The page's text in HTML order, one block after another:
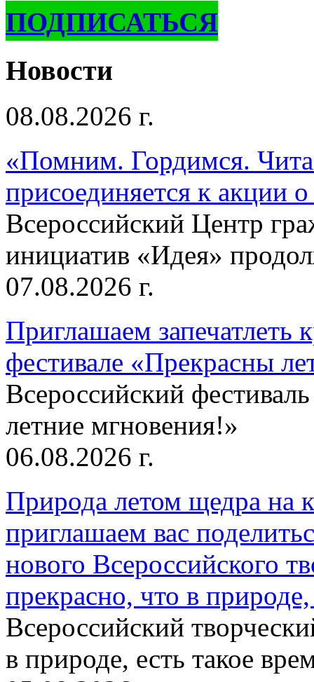
ПОДПИСАТЬСЯ
Новости
08.08.2026 г.
«Помним. Гордимся.
присоединяется к акции
Всероссийский Центр
инициатив «Идея»
07.08.2026 г.
Приглашаем запечатлеть
фестивале «Прекрасны
Всероссийский
летние мгновения!»
06.08.2026 г.
Природа летом щедра на
приглашаем вас
нового Всероссийского
прекрасно, что в
Всероссийский
в природе, есть такое